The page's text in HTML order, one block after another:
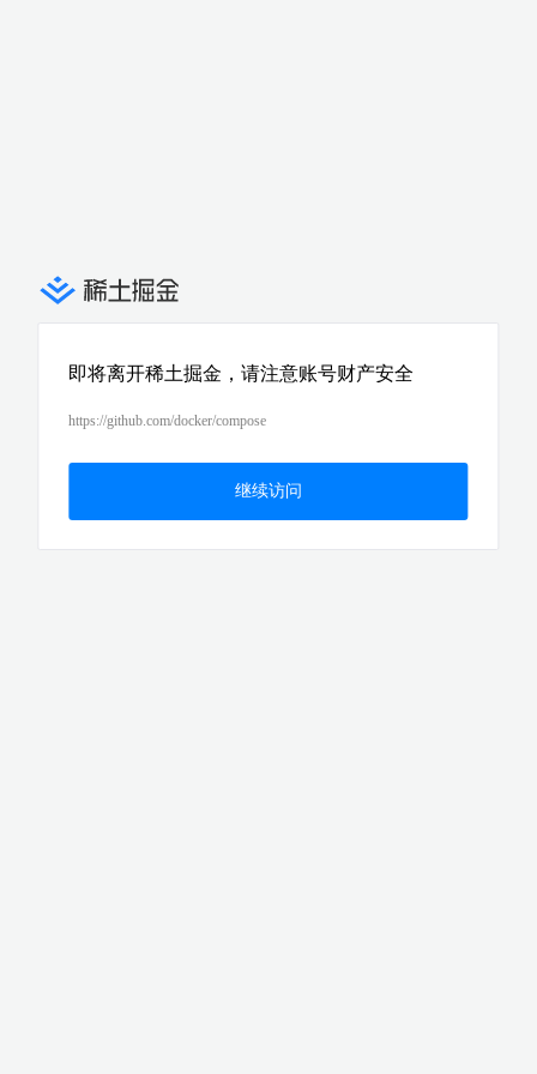
即将离开稀土掘金，请注意账号财产安全
https://github.com/docker/compose
继续访问